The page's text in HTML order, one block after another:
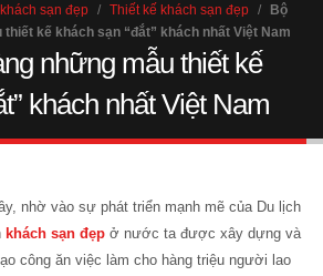
sạn đẹp / Thiết kế khách sạn đẹp /
Bộ
kế khách sạn “đắt” khách nhất Việt Nam
những mẫu thiết kế
khách nhất Việt Nam
nhờ vào sự phát triển mạnh mẽ của Du lịch
khách sạn đẹp ở nước ta được xây dựng và
công ăn việc làm cho hàng triệu người lao